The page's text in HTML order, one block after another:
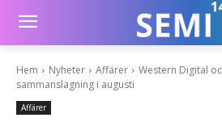
Hem Nyheter Affärer
Western Digital
sammanslagning i augusti
Affärer